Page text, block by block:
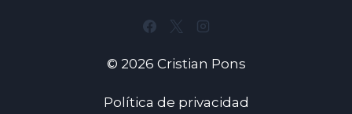
© 2026 Cristian Pons
Política de privacidad